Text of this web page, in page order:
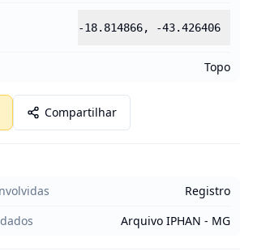
-18.814866, -43.426406
Topo
Compartilhar
Registro
Arquivo IPHAN - MG